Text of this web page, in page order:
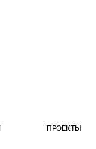
ПРОЕКТЫ